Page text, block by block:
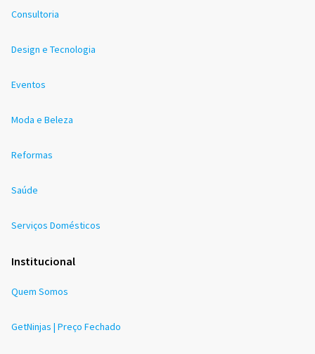
Consultoria
Design e Tecnologia
Eventos
Moda e Beleza
Reformas
Saúde
Serviços Domésticos
Institucional
Quem Somos
GetNinjas | Preço Fechado